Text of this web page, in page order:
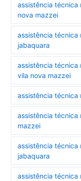
assistência técnica
nova mazzei
assistência técnica
jabaquara
assistência técnica
vila nova mazzei
assistência técnica
assistência técnica
mazzei
assistência técnica
jabaquara
assistência técnica